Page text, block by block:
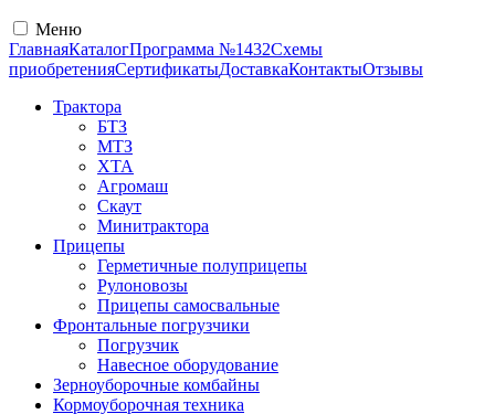
Меню
ГлавнаяКаталогПрограмма №1432Схемы
приобретенияСертификатыДоставкаКонтактыОтзывы
Трактора
БТЗ
МТЗ
ХТА
Агромаш
Скаут
Минитрактора
Прицепы
Герметичные полуприцепы
Рулоновозы
Прицепы самосвальные
Фронтальные погрузчики
Погрузчик
Навесное оборудование
Зерноуборочные комбайны
Кормоуборочная техника